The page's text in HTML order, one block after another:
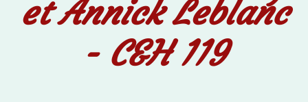
et Annick Leblanc
- C&H 119